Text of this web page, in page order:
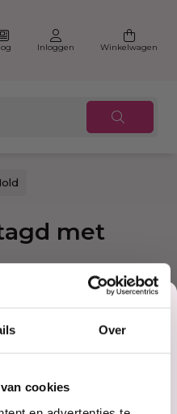
Over
cookies
Inloggen Winkelwagen
met
Sorteer